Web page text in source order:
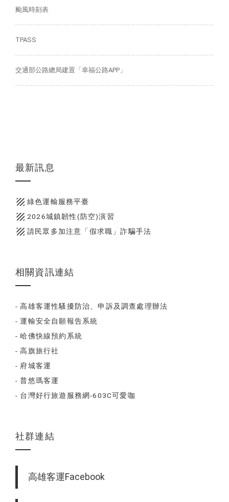
颱風時刻表
TPASS
交通部公路總局建置「幸福公路APP」
最新訊息
texture 綠色運輸服務平臺
texture 2026城鎮韌性(防空)演習
texture 請民眾多加注意「假求職」詐騙手法
相關資訊連結
- 高雄客運性騷擾防治、申訴及調查處理辦法
- 運輸安全自願報告系統
- 哈佛快線預約系統
- 高旗旅行社
- 府城客運
- 普悠瑪客運
- 台灣好行旅遊服務網-603C可愛咖
社群連結
高雄客運Facebook